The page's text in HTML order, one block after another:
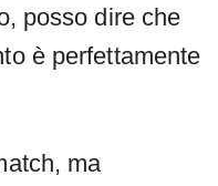
posso dire che
è perfettamente
ma